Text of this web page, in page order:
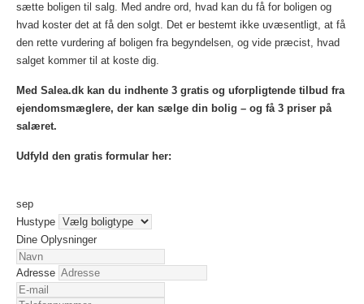
sætte boligen til salg. Med andre ord, hvad kan du få for boligen og
hvad koster det at få den solgt. Det er bestemt ikke uvæsentligt, at få
den rette vurdering af boligen fra begyndelsen, og vide præcist, hvad
salget kommer til at koste dig.
Med Salea.dk kan du indhente 3 gratis og uforpligtende tilbud fra
ejendomsmæglere, der kan sælge din bolig – og få 3 priser på
salæret.
Udfyld den gratis formular her:
sep
Hustype
Dine Oplysninger
Adresse